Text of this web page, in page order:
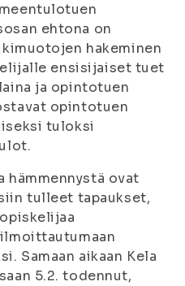
ehtona on
hakeminen
ensisijaiset tuet
ja opintotuen
opintotuen
tuloksi
hämmennystä ovat
tulleet tapaukset,
Samaan aikaan Kela
5.2. todennut,